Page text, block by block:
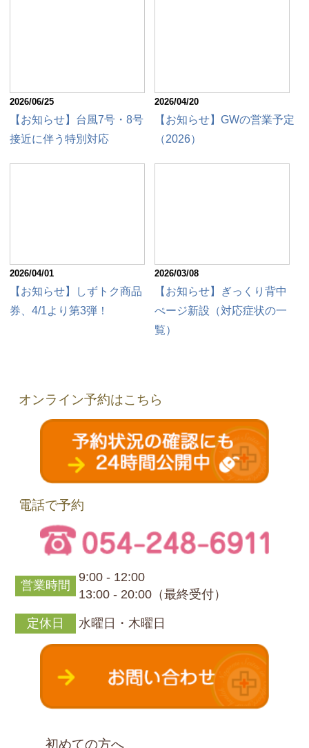
2026/06/25
【お知らせ】台風7号・8号
接近に伴う特別対応
2026/04/20
【お知らせ】GWの営業予定
（2026）
2026/04/01
【お知らせ】しずトク商品
券、4/1より第3弾！
2026/03/08
【お知らせ】ぎっくり背中
ぺージ新設（対応症状の一
覧）
オンライン予約はこちら
電話で予約
営業時間
9:00 - 12:00
13:00 - 20:00（最終受付）
定休日 水曜日・木曜日
初めての方へ